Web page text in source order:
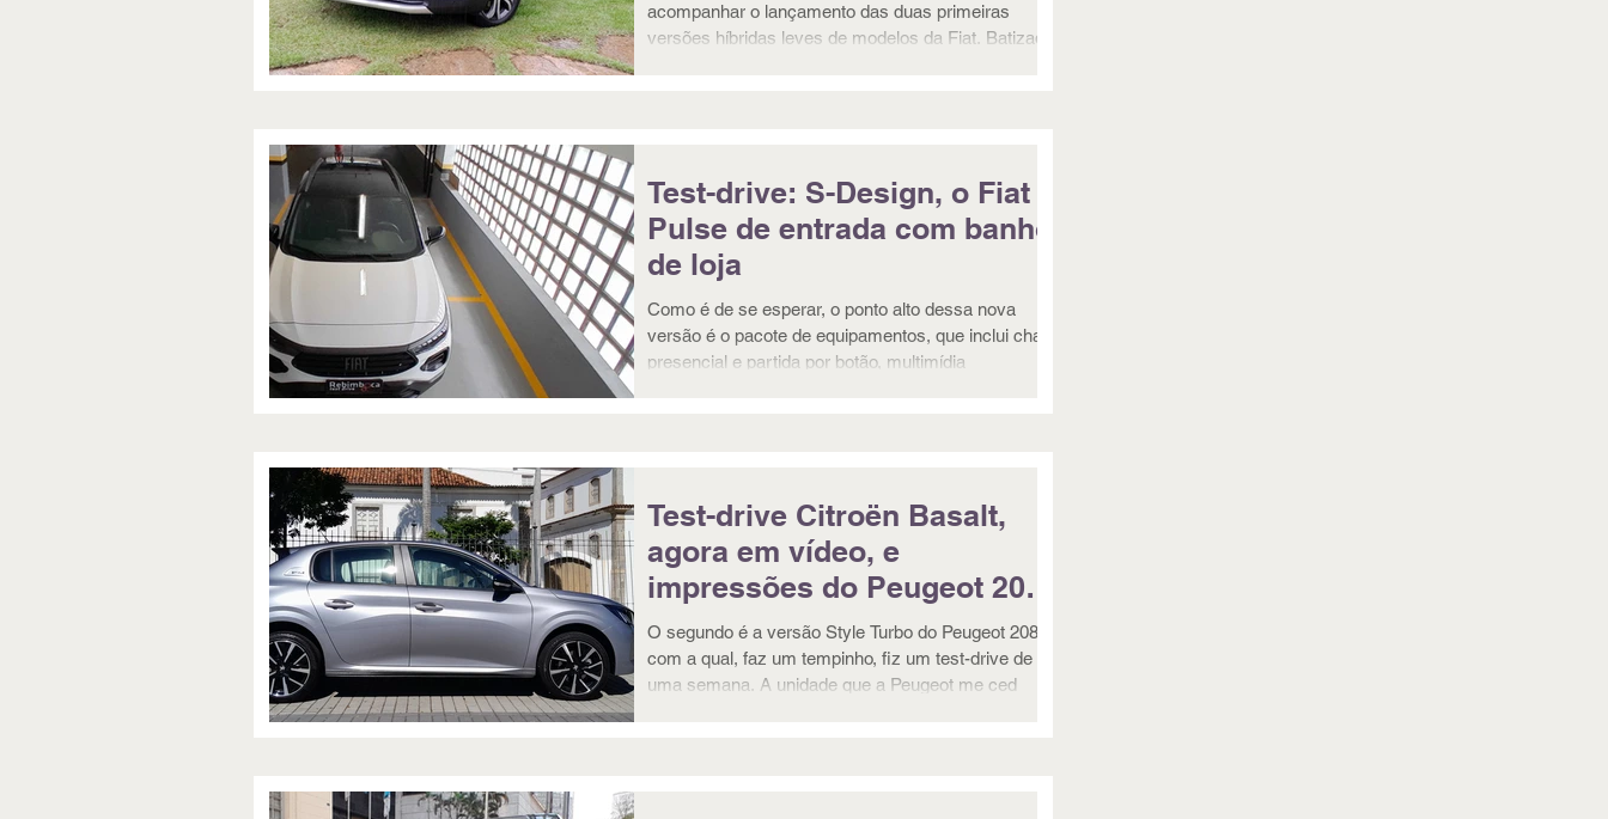
acompanhar o lançamento das duas primeiras
versões híbridas leves de modelos da Fiat. Batizada
Test-drive: S-Design, o Fiat
Pulse de entrada com banho
de loja
Como é de se esperar, o ponto alto dessa nova
versão é o pacote de equipamentos, que inclui chave
presencial e partida por botão, multimídia
Test-drive Citroën Basalt,
agora em vídeo, e
impressões do Peugeot 208
Style Turbo 200
O segundo é a versão Style Turbo do Peugeot 208
com a qual, faz um tempinho, fiz um test-drive de
uma semana. A unidade que a Peugeot me ced